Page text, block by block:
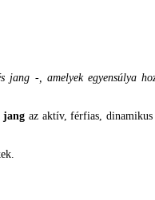
jang -, amelyek egyensúlya
jang az aktív, férfias,